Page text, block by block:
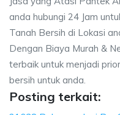
anda hubungi 24 Jam
Tanah Bersih di Lokasi
Dengan Biaya Murah &
terbaik untuk menjadi
bersih untuk anda.
Posting terkait: